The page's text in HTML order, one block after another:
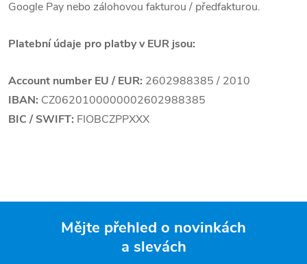
Google Pay nebo zálohovou fakturou / předfakturou.
Platební údaje pro platby v EUR jsou:
Account number EU / EUR: 2602988385 / 2010
IBAN: CZ0620100000002602988385
BIC / SWIFT: FIOBCZPPXXX
Mějte přehled o novinkách
a slevách